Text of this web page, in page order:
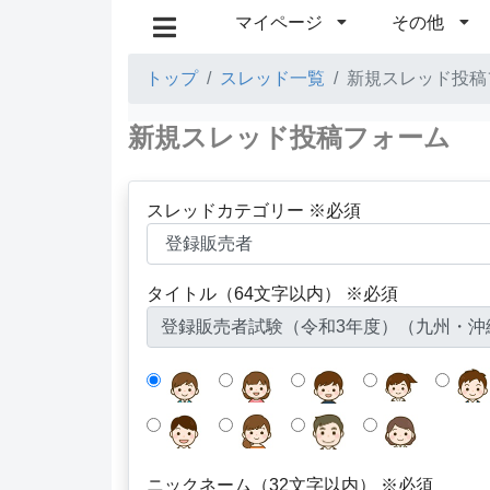
マイページ その他
トップ スレッド一覧 新規スレッド投
新規スレッド投稿フォーム
スレッドカテゴリー ※必須
タイトル（64文字以内） ※必須
ニックネーム（32文字以内） ※必須